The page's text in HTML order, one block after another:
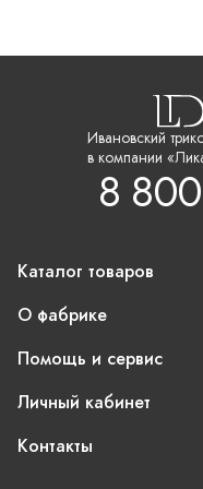
Ивановский
в компании
8
Каталог товаров
О фабрике
Помощь и сервис
Личный кабинет
Контакты